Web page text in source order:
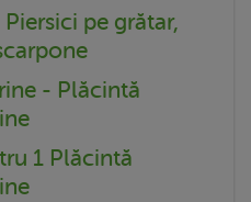
pe grătar,
- Plăcintă
1 Plăcintă